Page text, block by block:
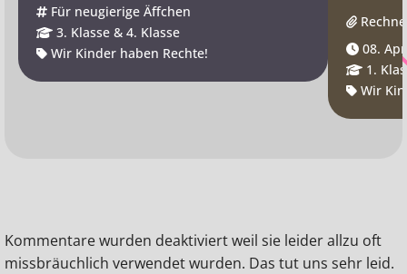
Für neugierige Äffchen
3. Klasse & 4. Klasse
Wir Kinder haben Rechte!
08.
1.
Wir
Kommentare wurden deaktiviert weil sie leider allzu oft
missbräuchlich verwendet wurden. Das tut uns sehr leid.